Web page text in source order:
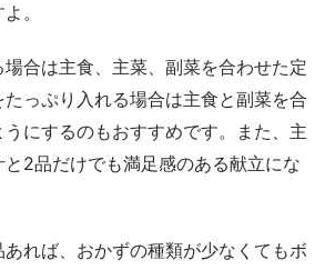
。
合は主食、主菜、副菜を合わせた定
っぷり入れる場合は主食と副菜を合
にするのもおすすめです。また、主
2品だけでも満足感のある献立にな
れば、おかずの種類が少なくてもボ